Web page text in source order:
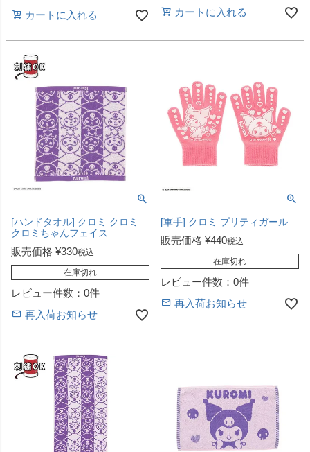
カートに入れる
カートに入れる
[ハンドタオル] クロミ クロミ
クロミちゃんフェイス
販売価格 ¥330税込
在庫切れ
レビュー件数：0件
再入荷お知らせ
[軍手] クロミ プリティガール
販売価格 ¥440税込
在庫切れ
レビュー件数：0件
再入荷お知らせ